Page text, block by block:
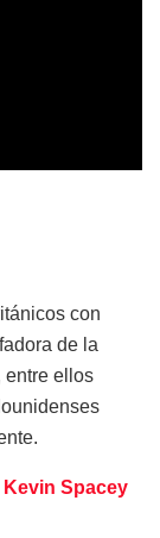
con
de la
entre ellos
Spacey